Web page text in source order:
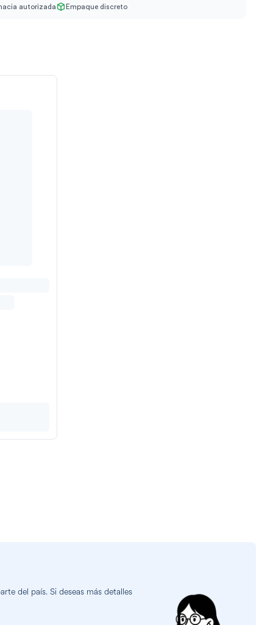
autorizada Empaque discreto
del país. Si deseas más detalles